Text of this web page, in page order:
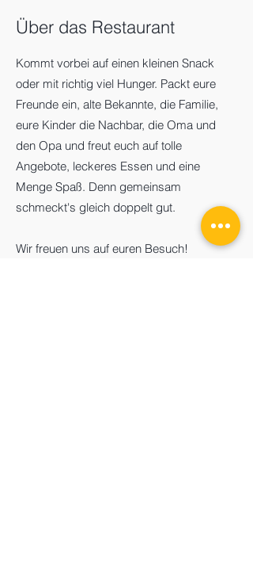
Über das Restaurant
Kommt vorbei auf einen kleinen Snack
oder mit richtig viel Hunger. Packt eure
Freunde ein, alte Bekannte, die Familie,
eure Kinder die Nachbar, die Oma und
den Opa und freut euch auf tolle
Angebote, leckeres Essen und eine
Menge Spaß. Denn gemeinsam
schmeckt's gleich doppelt gut.
Wir freuen uns auf euren Besuch!